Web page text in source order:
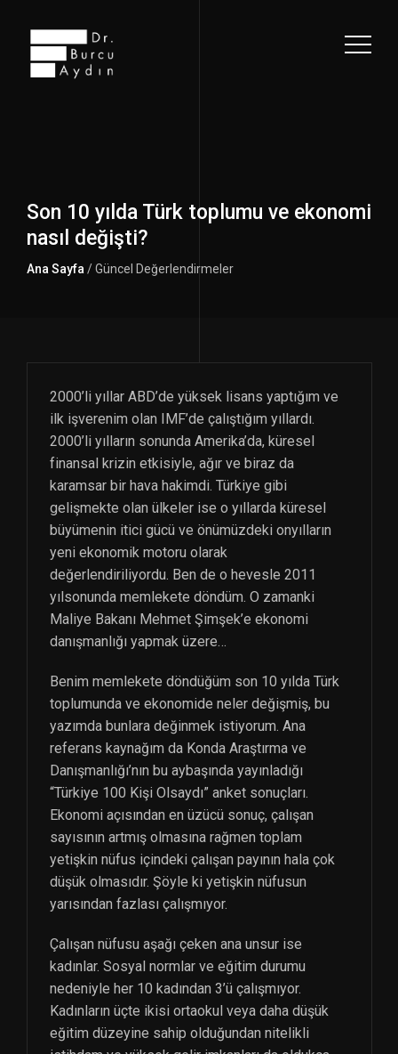
Son 10 yılda Türk toplumu ve ekonomi
nasıl değişti?
Ana Sayfa / Güncel Değerlendirmeler
2000’li yıllar ABD’de yüksek lisans yaptığım ve
ilk işverenim olan IMF’de çalıştığım yıllardı.
2000’li yılların sonunda Amerika’da, küresel
finansal krizin etkisiyle, ağır ve biraz da
karamsar bir hava hakimdi. Türkiye gibi
gelişmekte olan ülkeler ise o yıllarda küresel
büyümenin itici gücü ve önümüzdeki onyılların
yeni ekonomik motoru olarak
değerlendiriliyordu. Ben de o hevesle 2011
yılsonunda memlekete döndüm. O zamanki
Maliye Bakanı Mehmet Şimşek’e ekonomi
danışmanlığı yapmak üzere…
Benim memlekete döndüğüm son 10 yılda Türk
toplumunda ve ekonomide neler değişmiş, bu
yazımda bunlara değinmek istiyorum. Ana
referans kaynağım da Konda Araştırma ve
Danışmanlığı’nın bu aybaşında yayınladığı
“Türkiye 100 Kişi Olsaydı” anket sonuçları.
Ekonomi açısından en üzücü sonuç, çalışan
sayısının artmış olmasına rağmen toplam
yetişkin nüfus içindeki çalışan payının hala çok
düşük olmasıdır. Şöyle ki yetişkin nüfusun
yarısından fazlası çalışmıyor.
Çalışan nüfusu aşağı çeken ana unsur ise
kadınlar. Sosyal normlar ve eğitim durumu
nedeniyle her 10 kadından 3’ü çalışmıyor.
Kadınların üçte ikisi ortaokul veya daha düşük
eğitim düzeyine sahip olduğundan nitelikli